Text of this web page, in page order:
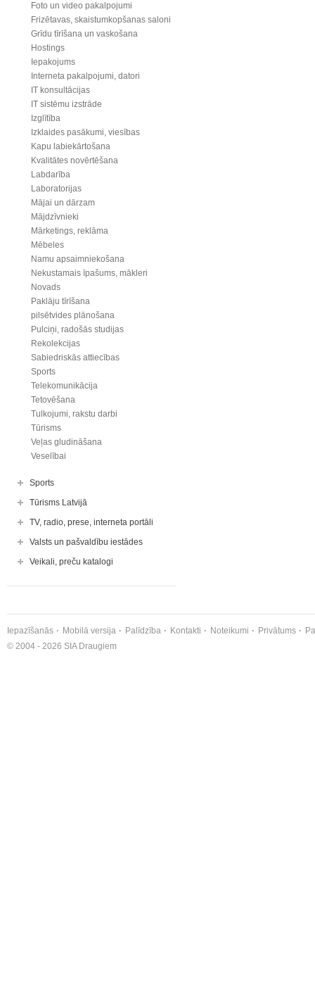
Foto un video pakalpojumi
Frizētavas, skaistumkopšanas saloni
Grīdu tīrīšana un vaskošana
Hostings
Iepakojums
Interneta pakalpojumi, datori
IT konsultācijas
IT sistēmu izstrāde
Izglītība
Izklaides pasākumi, viesības
Kapu labiekārtošana
Kvalitātes novērtēšana
Labdarība
Laboratorijas
Mājai un dārzam
Mājdzīvnieki
Mārketings, reklāma
Mēbeles
Namu apsaimniekošana
Nekustamais īpašums, mākleri
Novads
Paklāju tīrīšana
pilsētvides plānošana
Pulciņi, radošās studijas
Rekolekcijas
Sabiedriskās attiecības
Sports
Telekomunikācija
Tetovēšana
Tulkojumi, rakstu darbi
Tūrisms
Veļas gludināšana
Veselībai
Sports
Tūrisms Latvijā
TV, radio, prese, interneta portāli
Valsts un pašvaldību iestādes
Veikali, preču katalogi
Iepazīšanās Mobilā versija Palīdzība Kontakti Noteikumi Privātums
© 2004 - 2026 SIA Draugiem